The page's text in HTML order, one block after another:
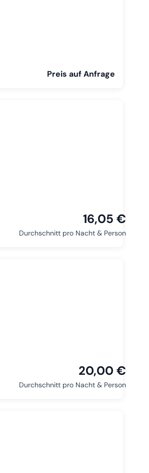
Preis auf Anfrage
16,05 €
Durchschnitt pro Nacht & Person
20,00 €
Durchschnitt pro Nacht & Person